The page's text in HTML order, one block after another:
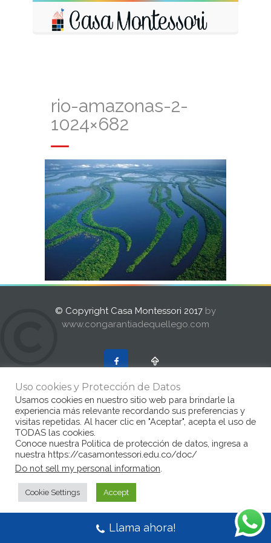
rio-amazonas-2-
1024×682
© Copyright Casa Montessori 2017 by
www.congarantiadequellego.com
Uso cookies y Protección de Datos
Usamos cookies en nuestro sitio web para brindarle la
experiencia más relevante recordando sus preferencias y
visitas repetidas. Al hacer clic en "Aceptar", acepta el uso de
TODAS las cookies.
Conoce nuestra Politica de protección de datos, ingresa a
nuestra https://casamontessori.edu.co/doc/
Do not sell my personal information
Cookie Settings Accept
Llama ahora!